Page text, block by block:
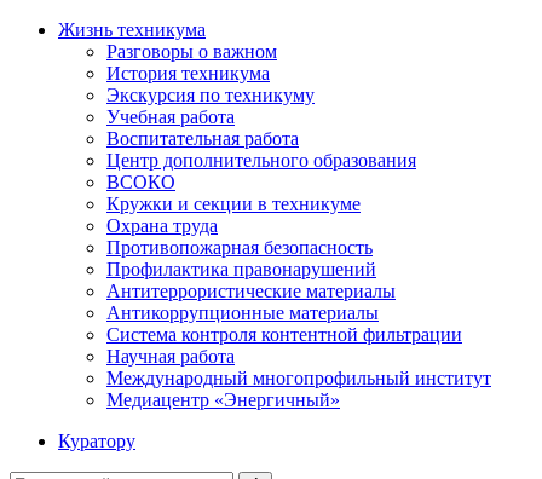
Жизнь техникума
Разговоры о важном
История техникума
Экскурсия по техникуму
Учебная работа
Воспитательная работа
Центр дополнительного образования
ВСОКО
Кружки и секции в техникуме
Охрана труда
Противопожарная безопасность
Профилактика правонарушений
Антитеррористические материалы
Антикоррупционные материалы
Система контроля контентной фильтрации
Научная работа
Международный многопрофильный институт
Медиацентр «Энергичный»
Куратору